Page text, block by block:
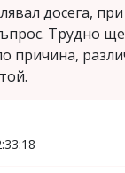
досега,
Трудно
причина,